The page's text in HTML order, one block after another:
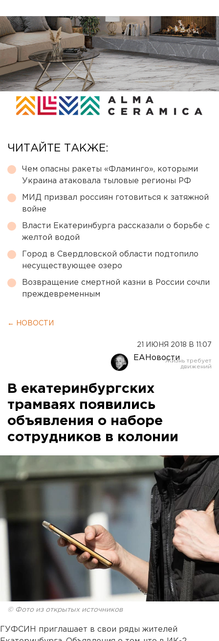
ЧИТАЙТЕ ТАКЖЕ:
Чем опасны ракеты «Фламинго», которыми
Украина атаковала тыловые регионы РФ
МИД призвал россиян готовиться к затяжной
войне
Власти Екатеринбурга рассказали о борьбе с
желтой водой
Город в Свердловской области подтопило
несуществующее озеро
Возвращение смертной казни в России сочли
преждевременным
← НОВОСТИ
21 ИЮНЯ 2018 В 11:07
ЕАНовости
В екатеринбургских
трамваях появились
объявления о наборе
сотрудников в колонии
© Фото из открытых источников
ГУФСИН приглашает в свои ряды жителей